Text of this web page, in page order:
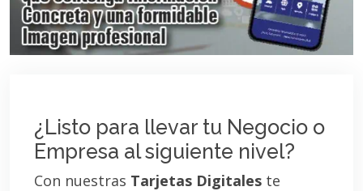
¿Listo para llevar tu Negocio o
Empresa al siguiente nivel?
Con nuestras Tarjetas Digitales te